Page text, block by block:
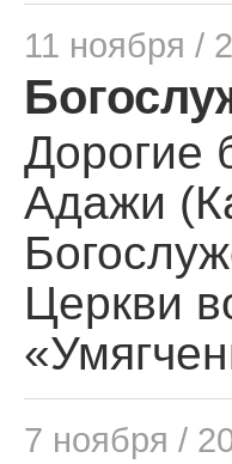
11 ноября /
Дорогие
Адажи
Церкви
7 ноября /